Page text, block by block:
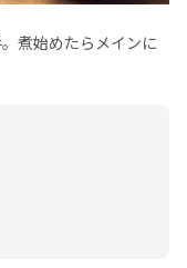
煮始めたらメインに